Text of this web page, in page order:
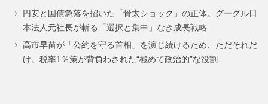
ー
ジ
ー
ジ
ー
ジ
ー
ジ
円安と国債急落を招いた「骨太ショック」の正体。グーグル日
本法人元社長が斬る「選択と集中」なき成長戦略
高市早苗が「公約を守る首相」を演じ続けるため、ただそれだ
け。税率1％策が背負わされた“極めて政治的”な役割